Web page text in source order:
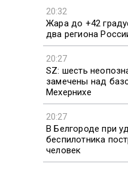
20:32
Жара до +42
два региона
20:27
SZ: шесть
замечены над
Мехернихе
20:27
В Белгороде при
беспилотника
человек